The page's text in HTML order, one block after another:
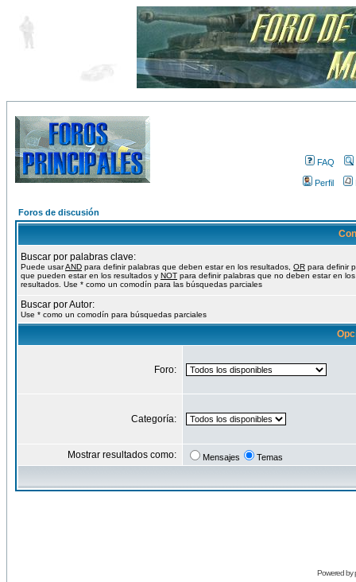
FAQ
Perfil
Foros de discusión
Buscar por palabras clave:
Puede usarAND para definir palabras que deben estar en los resultados, OR para definir
que pueden estar en los resultados y NOT para definir palabras que no deben estar en los
resultados. Use * como un comodín para las búsquedas parciales
Buscar por Autor:
Use * como un comodín para búsquedas parciales
Foro:
Categoría:
Mostrar resultados como: Mensajes Temas
Powered by